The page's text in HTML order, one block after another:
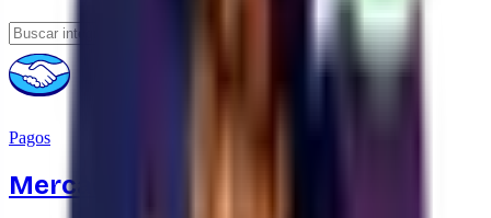
Pagos
Mercado Pago